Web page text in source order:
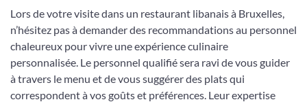
Lors de votre visite dans un restaurant libanais à Bruxelles,
n’hésitez pas à demander des recommandations au personnel
chaleureux pour vivre une expérience culinaire
personnalisée. Le personnel qualifié sera ravi de vous guider
à travers le menu et de vous suggérer des plats qui
correspondent à vos goûts et préférences. Leur expertise